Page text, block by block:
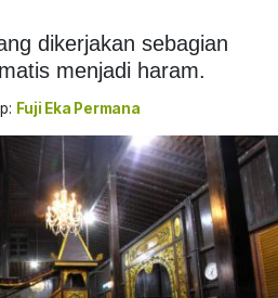
dikerjakan sebagian
menjadi haram.
Fuji Eka Permana